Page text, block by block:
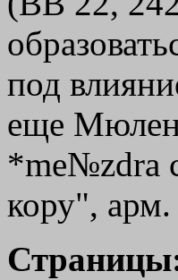
под
еще
*me№zdrа
кору",